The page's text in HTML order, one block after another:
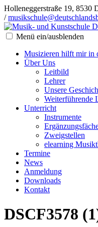
Holleneggerstraße 19, 8530
/
Menü ein/ausblenden
Musizieren hilft mir in
Über Uns
Leitbild
Lehrer
Unsere
Weiterführende
Unterricht
Instrumente
Zweigstellen
elearning
Termine
News
Anmeldung
Downloads
Kontakt
DSCF3578